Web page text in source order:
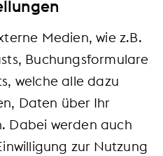
Medien, wie z.B.
Buchungsformulare
welche alle dazu
Daten über Ihr
Dabei werden auch
zur Nutzung